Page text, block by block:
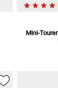
Mini-